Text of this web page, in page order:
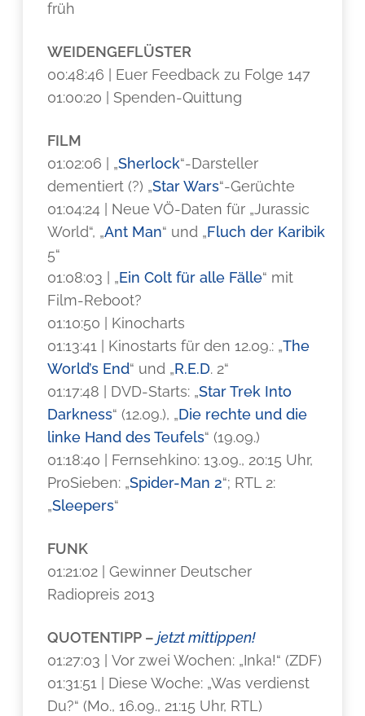
früh
WEIDENGEFLÜSTER
00:48:46 | Euer Feedback zu Folge 147
01:00:20 | Spenden-Quittung
FILM
01:02:06 | „Sherlock“-Darsteller
dementiert (?) „Star Wars“-Gerüchte
01:04:24 | Neue VÖ-Daten für „Jurassic
World“, „Ant Man“ und „Fluch der Karibik
5“
01:08:03 | „Ein Colt für alle Fälle“ mit
Film-Reboot?
01:10:50 | Kinocharts
01:13:41 | Kinostarts für den 12.09.: „The
World’s End“ und „R.E.D. 2“
01:17:48 | DVD-Starts: „Star Trek Into
Darkness“ (12.09.), „Die rechte und die
linke Hand des Teufels“ (19.09.)
01:18:40 | Fernsehkino: 13.09., 20:15 Uhr,
ProSieben: „Spider-Man 2“; RTL 2:
„Sleepers“
FUNK
01:21:02 | Gewinner Deutscher
Radiopreis 2013
QUOTENTIPP –jetzt mittippen!
01:27:03 | Vor zwei Wochen: „Inka!“ (ZDF)
01:31:51 | Diese Woche: „Was verdienst
Du?“ (Mo., 16.09., 21:15 Uhr, RTL)